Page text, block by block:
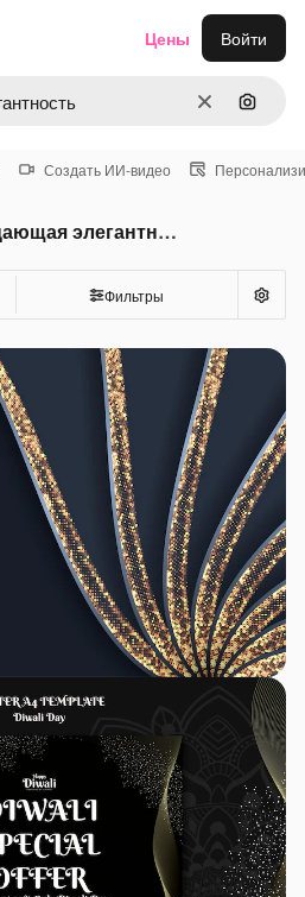
ОчиститьПоиск
Цены Войти
Создать ИИ-видео
PSD По Запросу Мерцающая элегантность
Фильтры